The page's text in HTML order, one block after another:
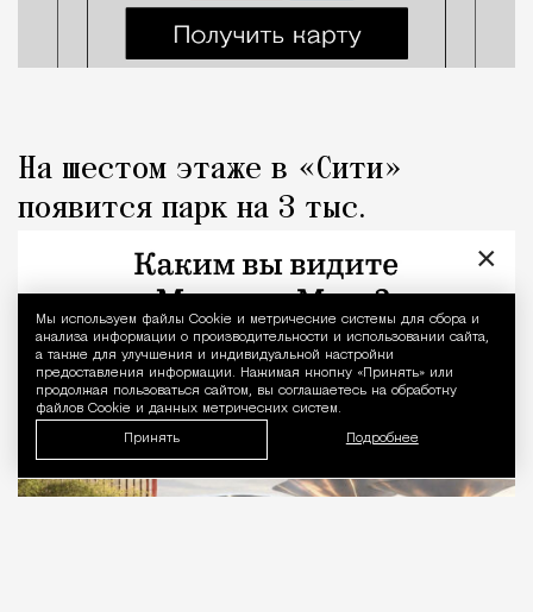
Уведомление
Мы используем файлы Сookie и метрические системы для сбора и
анализа информации о производительности и использовании сайта,
а также для улучшения и индивидуальной настройки
предоставления информации. Нажимая кнопку «Принять» или
продолжая пользоваться сайтом, вы соглашаетесь на обработку
файлов Cookie и данных метрических систем.
Принять Подробнее
На шестом этаже в «Сити»
появится парк на 3 тыс.
«квадратов» с металлическими
«грибами»
Город Николай Спиридонов
×